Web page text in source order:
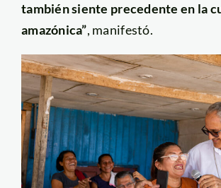
también siente precedente en la
amazónica”, manifestó.